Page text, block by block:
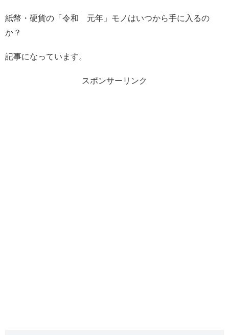
紙幣・硬貨の「令和 元年」モノはいつから手に入るの
か？
記事になっています。
スポンサーリンク